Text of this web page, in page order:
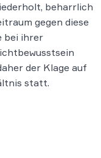
beharrlich
gegen diese
bei ihrer
der Klage auf
statt.